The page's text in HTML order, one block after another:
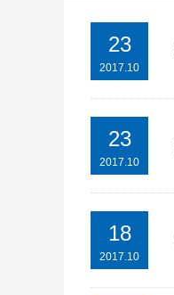
23
2017.10
23
2017.10
18
2017.10